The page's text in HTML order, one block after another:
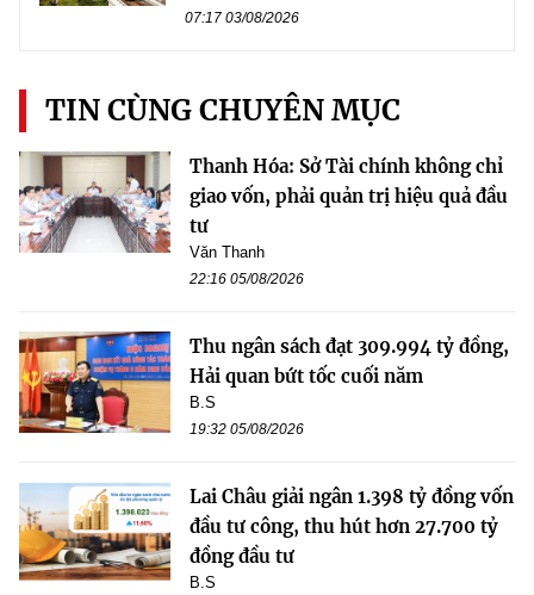
07:17 03/08/2026
TIN CÙNG CHUYÊN MỤC
Thanh Hóa: Sở Tài chính không chỉ
giao vốn, phải quản trị hiệu quả đầu
tư
Văn Thanh
22:16 05/08/2026
Thu ngân sách đạt 309.994 tỷ đồng,
Hải quan bứt tốc cuối năm
B.S
19:32 05/08/2026
Lai Châu giải ngân 1.398 tỷ đồng vốn
đầu tư công, thu hút hơn 27.700 tỷ
đồng đầu tư
B.S